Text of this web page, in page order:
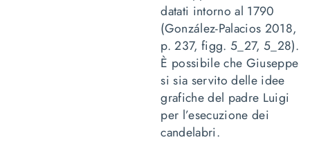
datati intorno al 1790
(González-Palacios 2018,
p. 237, figg. 5_27, 5_28).
È possibile che Giuseppe
si sia servito delle idee
grafiche del padre Luigi
per l’esecuzione dei
candelabri.